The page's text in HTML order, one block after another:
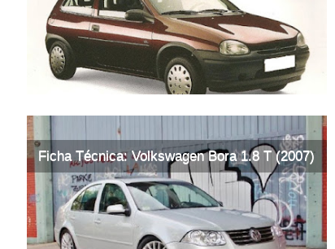
Ficha Técnica: Volkswagen Bora 1.8 T (2007)